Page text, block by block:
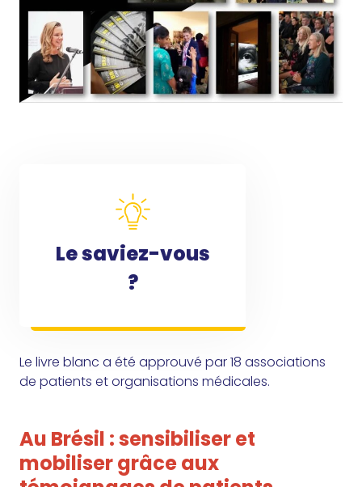
Le saviez-vous
?
Le livre blanc a été approuvé par 18 associations
de patients et organisations médicales.
Au Brésil : sensibiliser et
mobiliser grâce aux